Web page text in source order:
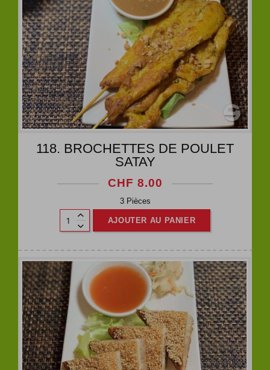
118. BROCHETTES DE POULET
SATAY
CHF 8.00
3 Pièces
AJOUTER AU PANIER